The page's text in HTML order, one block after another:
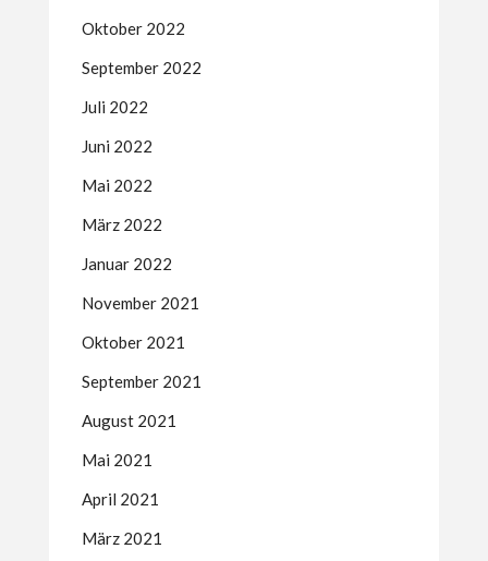
Oktober 2022
September 2022
Juli 2022
Juni 2022
Mai 2022
März 2022
Januar 2022
November 2021
Oktober 2021
September 2021
August 2021
Mai 2021
April 2021
März 2021